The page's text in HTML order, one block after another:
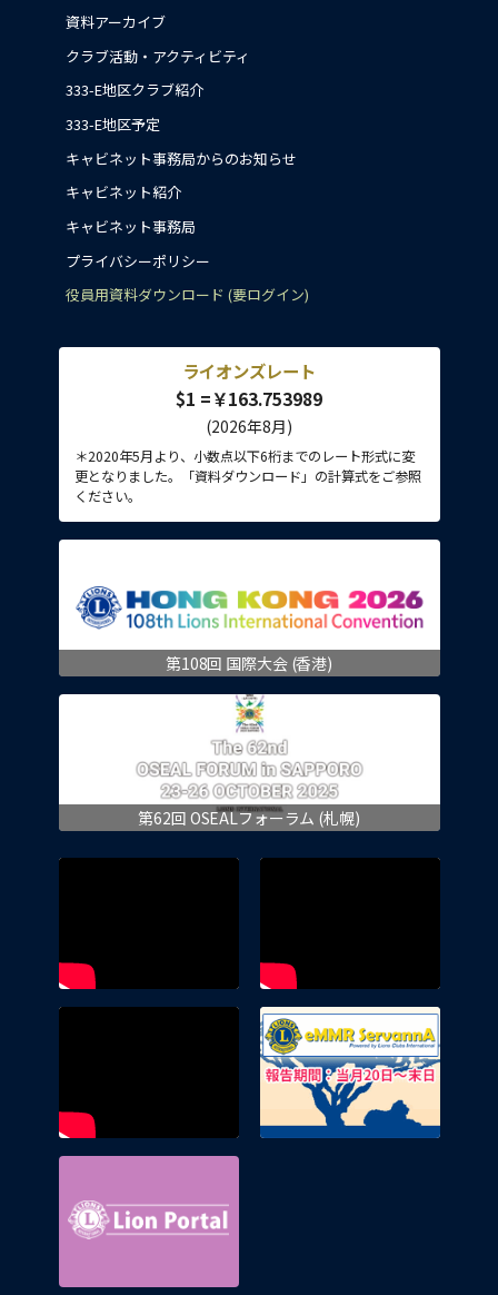
資料アーカイブ
クラブ活動・アクティビティ
333-E地区クラブ紹介
333-E地区予定
キャビネット事務局からのお知らせ
キャビネット紹介
キャビネット事務局
プライバシーポリシー
役員用資料ダウンロード (要ログイン)
ライオンズレート
$1 =￥163.753989
(2026年8月)
＊2020年5月より、小数点以下6桁までのレート形式に変
更となりました。「資料ダウンロード」の計算式をご参照
ください。
第108回 国際大会 (香港)
第62回 OSEALフォーラム (札幌)